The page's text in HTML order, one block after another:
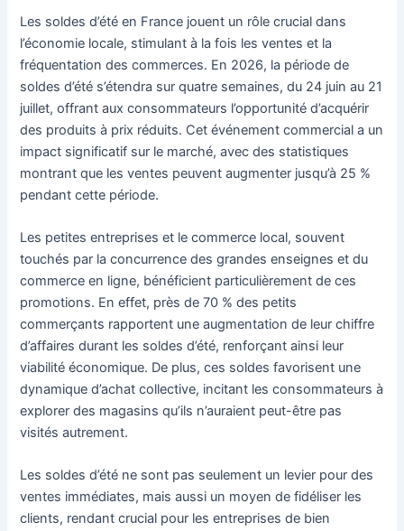
Les soldes d’été en France jouent un rôle crucial dans
l’économie locale, stimulant à la fois les ventes et la
fréquentation des commerces. En 2026, la période de
soldes d’été s’étendra sur quatre semaines, du 24 juin au 21
juillet, offrant aux consommateurs l’opportunité d’acquérir
des produits à prix réduits. Cet événement commercial a un
impact significatif sur le marché, avec des statistiques
montrant que les ventes peuvent augmenter jusqu’à 25 %
pendant cette période.
Les petites entreprises et le commerce local, souvent
touchés par la concurrence des grandes enseignes et du
commerce en ligne, bénéficient particulièrement de ces
promotions. En effet, près de 70 % des petits
commerçants rapportent une augmentation de leur chiffre
d’affaires durant les soldes d’été, renforçant ainsi leur
viabilité économique. De plus, ces soldes favorisent une
dynamique d’achat collective, incitant les consommateurs à
explorer des magasins qu’ils n’auraient peut-être pas
visités autrement.
Les soldes d’été ne sont pas seulement un levier pour des
ventes immédiates, mais aussi un moyen de fidéliser les
clients, rendant crucial pour les entreprises de bien